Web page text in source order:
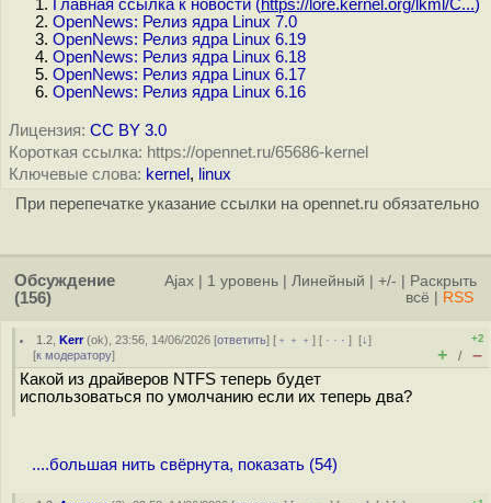
Главная ссылка к новости (https://lore.kernel.org/lkml/C...)
OpenNews: Релиз ядра Linux 7.0
OpenNews: Релиз ядра Linux 6.19
OpenNews: Релиз ядра Linux 6.18
OpenNews: Релиз ядра Linux 6.17
OpenNews: Релиз ядра Linux 6.16
Лицензия: CC BY 3.0
Короткая ссылка: https://opennet.ru/65686-kernel
Ключевые слова: kernel , linux
При перепечатке указание ссылки на opennet.ru обязательно
Обсуждение
(156)
Ajax 1 уровень Линейный +/-
Раскрыть
всё
RSS
1.2 ,Kerr(ok), 23:56, 14/06/2026 [ответить] [ ﹢﹢﹢] [ · · ·][↓]
[к модератору]
+2
+ / –
Какой из драйверов NTFS теперь будет
использоваться по умолчанию если их теперь два?
....большая нить свёрнута, показать (54)